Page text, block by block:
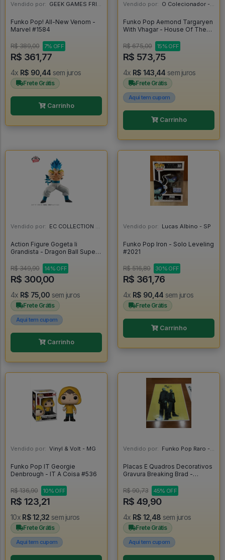
Vendido por: GEEK GAMES FRIEND - RJ
Funko Pop! All-New Venom -
Marvel #1584
R$ 389,00 7% OFF
R$ 361,77
4x R$ 90,44 sem juros
Frete Grátis
Carrinho
Vendido por: O Colecionador - SP
Funko Pop Aemond Targaryen
With Vhagar - House Of The
R$ 675,00
15% OFF
R$ 573,75
4x R$ 143,44 sem juros
Frete Grátis
Aqui tem cupom
Carrinho
Vendido por: EC COLLECTION - SP
Action Figure Gogeta Ii
Grandista - Dragon Ball Super -
R$ 349,90
14% OFF
R$ 300,00
4x R$ 75,00 sem juros
Frete Grátis
Aqui tem cupom
Carrinho
Vendido por: Lucas Albino - SP
Funko Pop Iron - Solo Leveling
#2021
R$ 516,80 30% OFF
R$ 361,76
4x R$ 90,44 sem juros
Frete Grátis
Carrinho
Vendido por: Vinyl & Volt - MG
Funko Pop IT Georgie
Denbrough - IT A Coisa #536
R$ 136,90 10% OFF
R$ 123,21
10x R$ 12,32 sem juros
Frete Grátis
Aqui tem cupom
Vendido por: Funko Pop Raro - SP
Placas E Quadros Decorativos
Gravura Breaking Brad -
R$ 90,73
45% OFF
R$ 49,90
4x R$ 12,48 sem juros
Frete Grátis
Aqui tem cupom